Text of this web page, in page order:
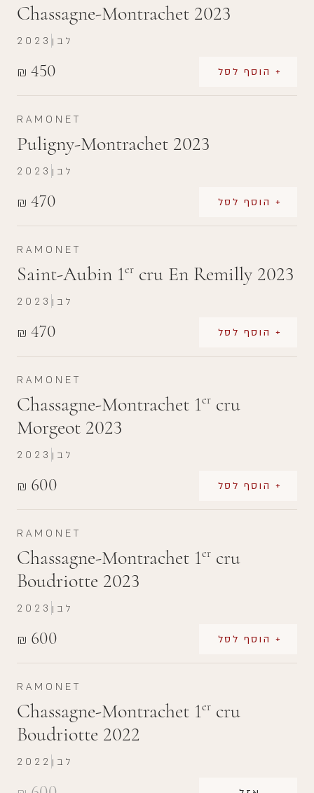
Chassagne-Montrachet 2023
₪ 450 + הוסף לסל
2023 לבן
RAMONET
Puligny-Montrachet 2023
₪ 470 + הוסף לסל
2023 לבן
RAMONET
Saint-Aubin 1er cru En Remilly 2023
₪ 470 + הוסף לסל
2023 לבן
RAMONET
Chassagne-Montrachet 1er cru
Morgeot 2023
₪ 600 + הוסף לסל
2023 לבן
RAMONET
Chassagne-Montrachet 1er cru
Boudriotte 2023
₪ 600 + הוסף לסל
2023 לבן
RAMONET
Chassagne-Montrachet 1er cru
Boudriotte 2022
2022 לבן